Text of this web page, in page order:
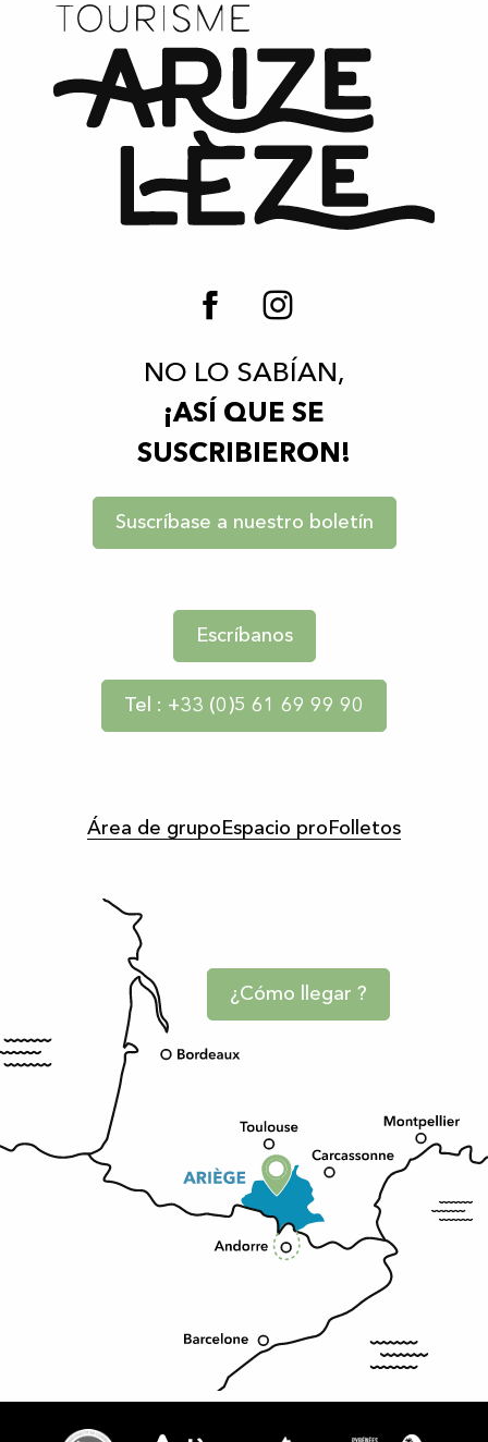
NO LO SABÍAN,
¡ASÍ QUE SE
SUSCRIBIERON!
Suscríbase a nuestro boletín
Escríbanos
Tel : +33 (0)5 61 69 99 90
Área de grupo Espacio pro Folletos
¿Cómo llegar ?